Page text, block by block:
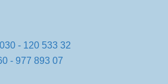
030 - 120 533 32
- 977 893 07